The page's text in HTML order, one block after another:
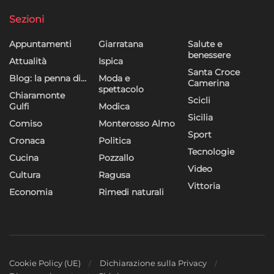
personalizzati, Sviluppare e migliorare i servizi, Utilizzare dati
Funzionalità Sempre attivo
Abbinare e combinare dati provenienti da altre
fonti di dati, Collegare diversi dispositivi,
Identificare i dispositivi in base alle informazioni
trasmesse automaticamente.
Utilizzare dati di geolocalizzazione precisi,
Riconoscere i dispositivi in base a informazioni
richieste attivamente.
e presentare pubblicità e contenuto,
privacy.
Sempre attivo
Sezioni
Appuntamenti
Attualità
Blog: la penna di…
Chiaramonte
Gulfi
Comiso
Cronaca
Cucina
Cultura
Economia
Giarratana
Ispica
Moda e
spettacolo
Modica
Monterosso Almo
Politica
Pozzallo
Ragusa
Rimedi naturali
Salute e
benessere
Santa Croce
Camerina
Scicli
Sicilia
Sport
Tecnologie
Video
Vittoria
Cookie Policy (UE)
Dichiarazione sulla Privacy